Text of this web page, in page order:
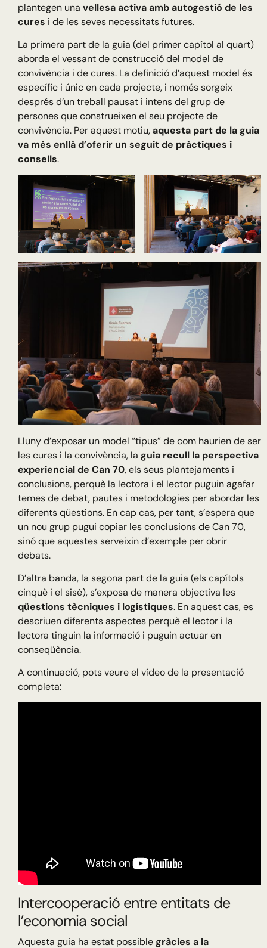
plantegen una vellesa activa amb autogestió de les
cures i de les seves necessitats futures.
La primera part de la guia (del primer capítol al quart)
aborda el vessant de construcció del model de
convivència i de cures. La definició d’aquest model és
específic i únic en cada projecte, i només sorgeix
després d’un treball pausat i intens del grup de
persones que construeixen el seu projecte de
convivència. Per aquest motiu,aquesta part de la guia
va més enllà d’oferir un seguit de pràctiques i
consells.
Lluny d’exposar un model “tipus” de com haurien de ser
les cures i la convivència, la guia recull la perspectiva
experiencial de Can 70, els seus plantejaments i
conclusions, perquè la lectora i el lector puguin agafar
temes de debat, pautes i metodologies per abordar les
diferents qüestions. En cap cas, per tant, s’espera que
un nou grup pugui copiar les conclusions de Can 70,
sinó que aquestes serveixin d’exemple per obrir
debats.
D’altra banda, la segona part de la guia (els capítols
cinquè i el sisè), s’exposa de manera objectiva les
qüestions tècniques i logístiques. En aquest cas, es
descriuen diferents aspectes perquè el lector i la
lectora tinguin la informació i puguin actuar en
conseqüència.
A continuació, pots veure el vídeo de la presentació
completa:
Intercooperació entre entitats de
l’economia social
Aquesta guia ha estat possiblegràcies a la